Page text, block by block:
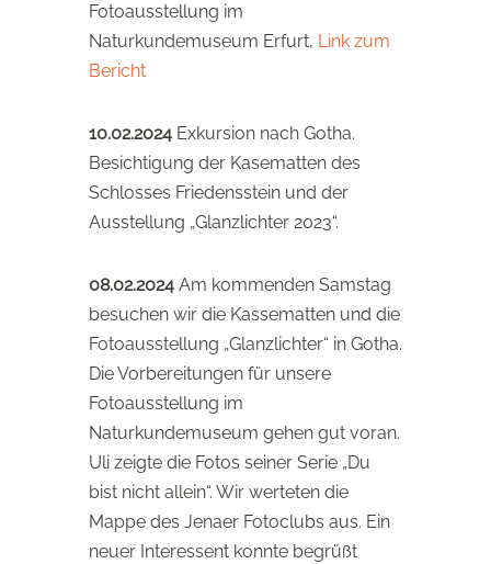
Fotoausstellung im
Naturkundemuseum Erfurt, Link zum
Bericht
10.02.2024Exkursion nach Gotha.
Besichtigung der Kasematten des
Schlosses Friedensstein und der
Ausstellung „Glanzlichter 2023“.
08.02.2024Am kommenden Samstag
besuchen wir die Kassematten und die
Fotoausstellung „Glanzlichter“ in Gotha.
Die Vorbereitungen für unsere
Fotoausstellung im
Naturkundemuseum gehen gut voran.
Uli zeigte die Fotos seiner Serie „Du
bist nicht allein“. Wir werteten die
Mappe des Jenaer Fotoclubs aus. Ein
neuer Interessent konnte begrüßt